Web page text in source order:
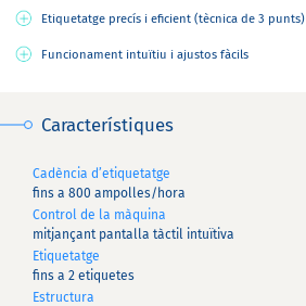
Etiquetatge precís i eficient (tècnica de 3 punts)
Funcionament intuïtiu i ajustos fàcils
Característiques
Cadència d’etiquetatge
fins a 800 ampolles/hora
Control de la màquina
mitjançant pantalla tàctil intuïtiva
Etiquetatge
fins a 2 etiquetes
Estructura